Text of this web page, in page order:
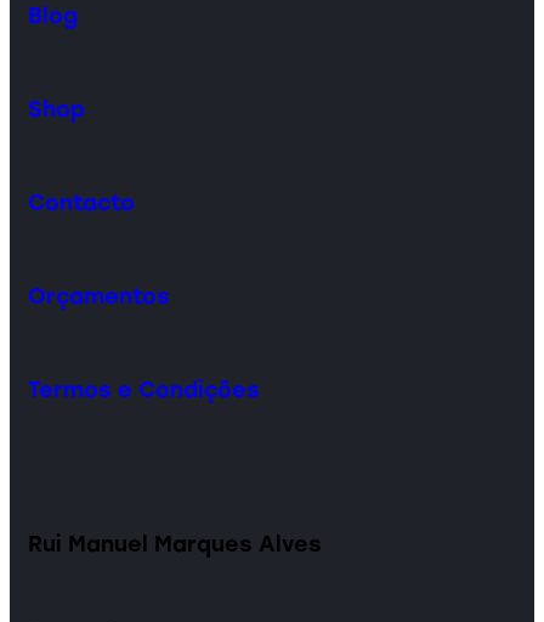
Blog
Shop
Contacto
Orçamentos
Termos e Condições
Rui Manuel Marques Alves